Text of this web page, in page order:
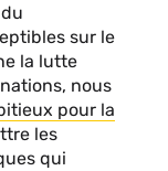
sur le
la lutte
nous
pour la
les
qui